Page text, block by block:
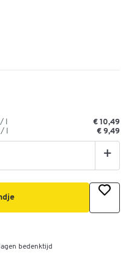
l
€ 10,49
l € 9,49
+
bedenktijd